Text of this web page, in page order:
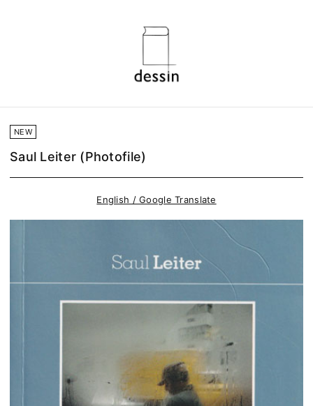
NEW
Saul Leiter (Photofile)
English / Google Translate